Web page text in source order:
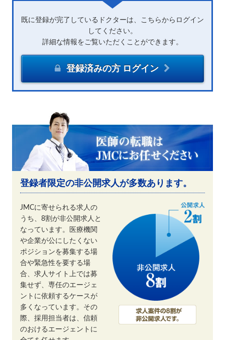
既に登録が完了しているドクターは、こちらからログイン
してください。
詳細な情報をご覧いただくことができます。
登録済みの方 ログイン
登録者限定の非公開求人が多数あります。
JMCに寄せられる求人の
うち、8割が非公開求人と
なっています。医療機関
や企業が公にしたくない
ポジションを募集する場
合や緊急性を要する場
合、求人サイト上では募
集せず、専任のエージェ
ントに依頼するケースが
多くなっています。その
際、採用担当者は、信頼
のおけるエージェントに